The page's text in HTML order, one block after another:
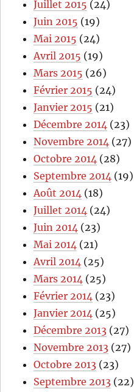
Juillet 2015 (24)
Juin 2015 (19)
Mai 2015 (24)
Avril 2015 (19)
Mars 2015 (26)
Février 2015 (24)
Janvier 2015 (21)
Décembre 2014 (23)
Novembre 2014 (27)
Octobre 2014 (28)
Septembre 2014 (19)
Août 2014 (18)
Juillet 2014 (24)
Juin 2014 (23)
Mai 2014 (21)
Avril 2014 (25)
Mars 2014 (25)
Février 2014 (23)
Janvier 2014 (25)
Décembre 2013 (27)
Novembre 2013 (27)
Octobre 2013 (23)
Septembre 2013 (22)